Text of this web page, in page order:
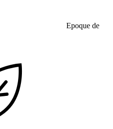
Epoque de